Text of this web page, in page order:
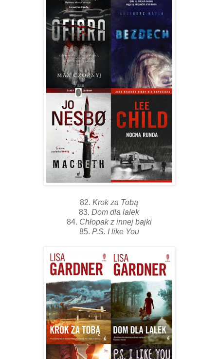
82. Krok za Tobą
83. Dom dla lalek
84. Chłopak z innej bajki
85. P.S. I like You